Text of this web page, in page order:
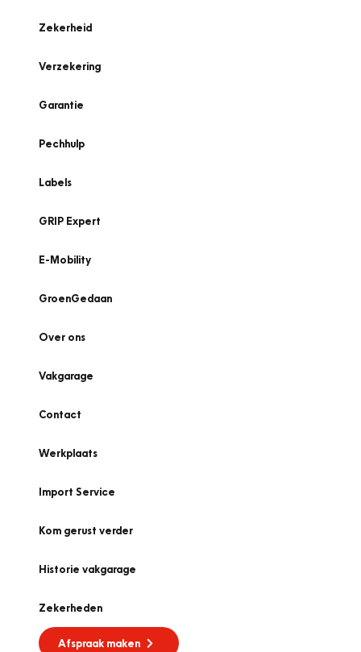
Zekerheid
Verzekering
Garantie
Pechhulp
Labels
GRIP Expert
E-Mobility
GroenGedaan
Over ons
Vakgarage
Contact
Werkplaats
Import Service
Kom gerust verder
Historie vakgarage
Zekerheden
Afspraak maken